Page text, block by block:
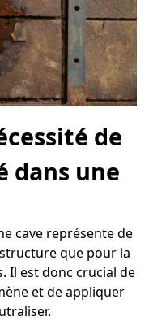
de
une
cave représente de
que pour la
Il est donc crucial de
et de appliquer